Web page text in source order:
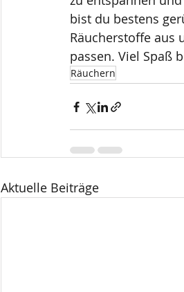
bist du bestens
Räucherstoffe aus
passen. Viel Spaß
Räuchern
Aktuelle Beiträge